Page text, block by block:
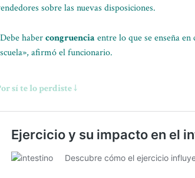
sobre las nuevas disposiciones.
habercongruencia entre lo que se enseña
afirmó el funcionario.
sí te lo perdiste ↓